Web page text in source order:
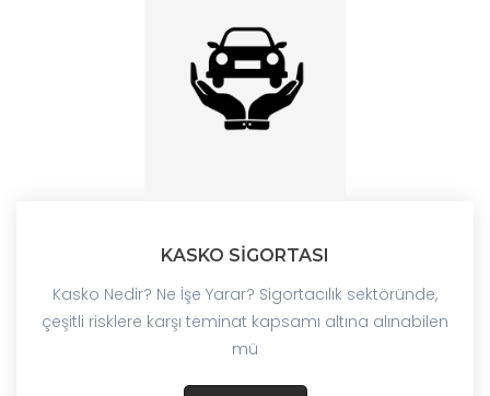
KASKO SİGORTASI
Kasko Nedir? Ne İşe Yarar? Sigortacılık sektöründe,
çeşitli risklere karşı teminat kapsamı altına alınabilen
mü